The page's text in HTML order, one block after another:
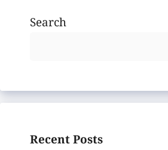
Search
Recent Posts